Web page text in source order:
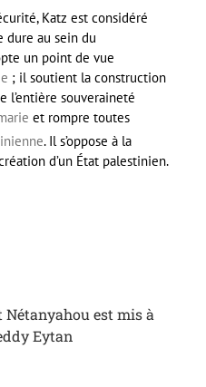
Katz est considéré
dure au sein du
un point de vue
; il soutient la construction
l’entière souveraineté
et rompre toutes
. Il s’oppose à la
d’un État palestinien.
est mis à
Eytan